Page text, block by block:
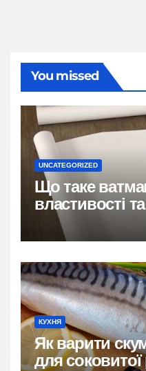
You missed
UNCATEGORIZED
Що таке
властивості
застосування
КУХНЯ
Як варити
для